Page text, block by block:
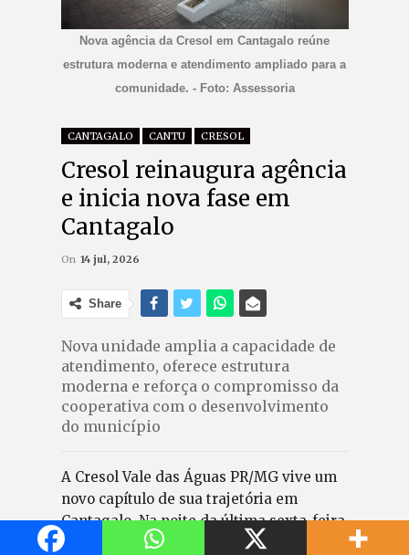
Nova agência da Cresol em Cantagalo reúne
estrutura moderna e atendimento ampliado para a
comunidade. - Foto: Assessoria
CANTAGALO CANTU CRESOL
Cresol reinaugura agência
e inicia nova fase em
Cantagalo
On 14 jul, 2026
Share
Nova unidade amplia a capacidade de
atendimento, oferece estrutura
moderna e reforça o compromisso da
cooperativa com o desenvolvimento
do município
A Cresol Vale das Águas PR/MG vive um
novo capítulo de sua trajetória em
Cantagalo. Na noite da última sexta-feira
(10), a cooperativa reuniu cerca de 250